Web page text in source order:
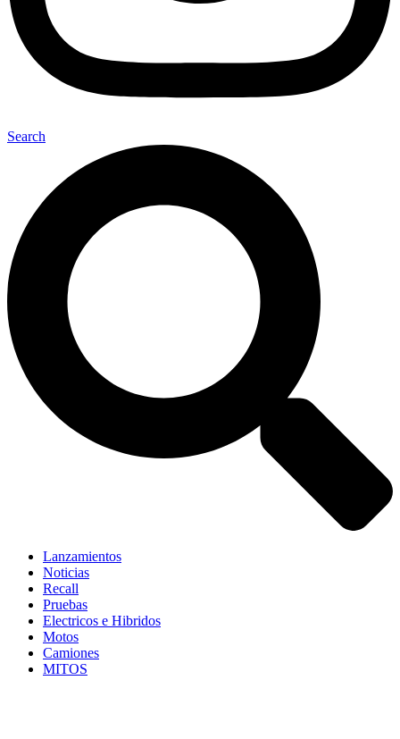
Search
Lanzamientos
Noticias
Recall
Pruebas
Electricos e Hibridos
Motos
Camiones
MITOS